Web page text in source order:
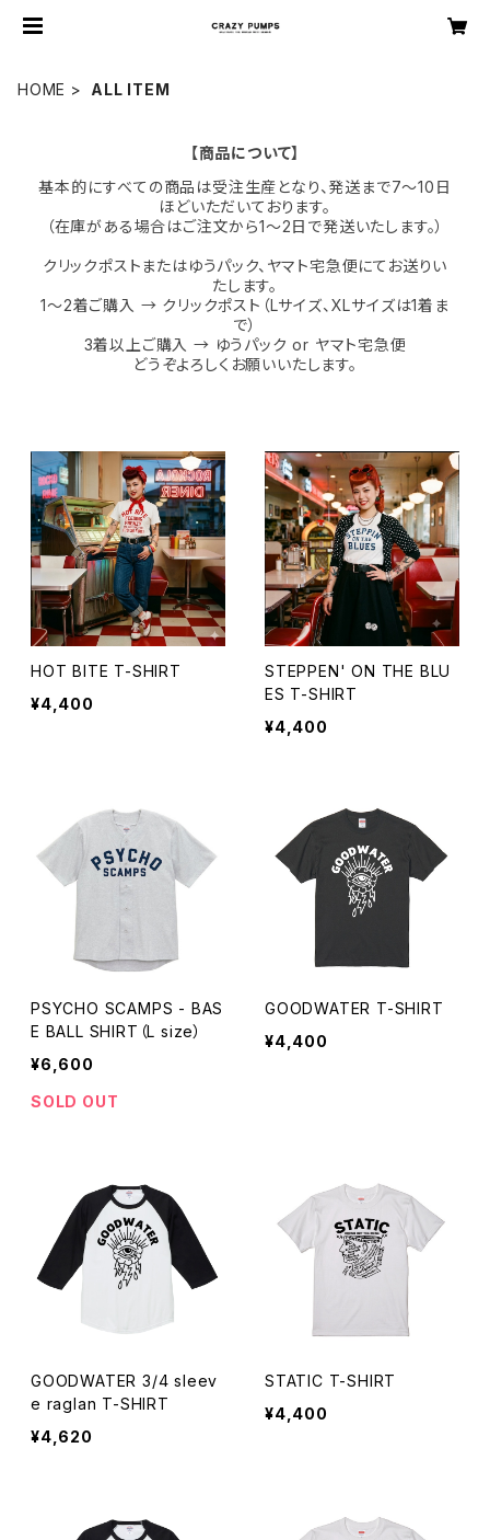
HOME ALL ITEM
【商品について】
基本的にすべての商品は受注生産となり、発送まで7〜10日
ほどいただいております。
（在庫がある場合はご注文から1〜2日で発送いたします。）
クリックポストまたはゆうパック、ヤマト宅急便にてお送りい
たします。
1〜2着ご購入 → クリックポスト（Lサイズ、XLサイズは1着ま
で）
3着以上ご購入 → ゆうパック or ヤマト宅急便
どうぞよろしくお願いいたします。
HOT BITE T-SHIRT
¥4,400
STEPPEN' ON THE BLU
ES T-SHIRT
¥4,400
PSYCHO SCAMPS - BAS
E BALL SHIRT（L size）
¥6,600
SOLD OUT
GOODWATER T-SHIRT
¥4,400
GOODWATER 3/4 sleev
e raglan T-SHIRT
¥4,620
STATIC T-SHIRT
¥4,400